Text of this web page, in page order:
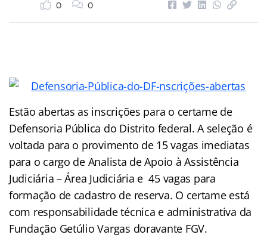
0 0
Estão abertas as inscrições para o certame de
Defensoria Pública do Distrito federal. A seleção é
voltada para o provimento de 15 vagas imediatas
para o cargo de Analista de Apoio à Assistência
Judiciária – Área Judiciária e 45 vagas para
formação de cadastro de reserva. O certame está
com responsabilidade técnica e administrativa da
Fundação Getúlio Vargas doravante FGV.